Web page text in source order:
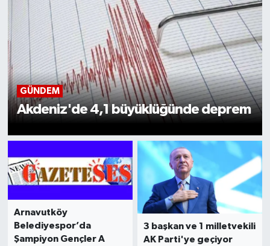
GÜNDEM
Akdeniz'de 4,1 büyüklüğünde deprem
Arnavutköy
Belediyespor’da
Şampiyon Gençler A
3 başkan ve 1 milletvekili
AK Parti'ye geçiyor